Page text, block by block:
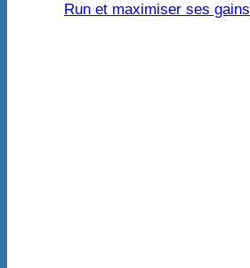
Run et maximiser ses gains